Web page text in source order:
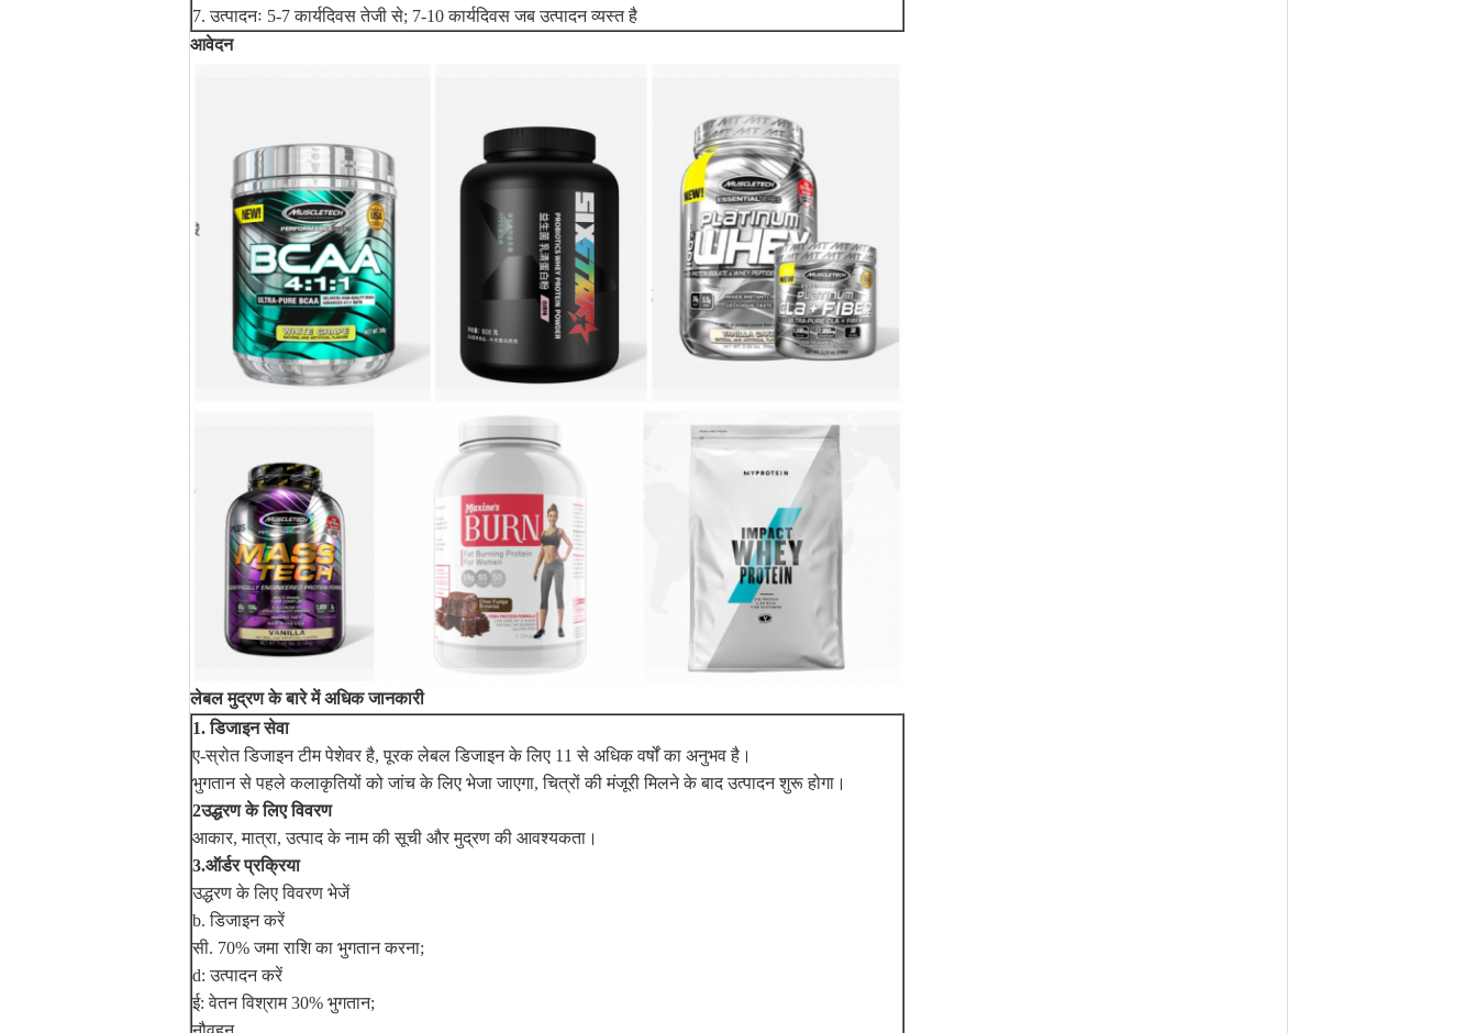
7. उत्पादनः 5-7 कार्यदिवस तेजी से; 7-10 कार्यदिवस जब उत्पादन व्यस्त है
आवेदन
लेबल मुद्रण के बारे में अधिक जानकारी
1. डिजाइन सेवा
ए-स्रोत डिजाइन टीम पेशेवर है, पूरक लेबल डिजाइन के लिए 11 से अधिक वर्षों का अनुभव है।
भुगतान से पहले कलाकृतियों को जांच के लिए भेजा जाएगा, चित्रों की मंजूरी मिलने के बाद उत्पादन शुरू होगा।
2उद्धरण के लिए विवरण
आकार, मात्रा, उत्पाद के नाम की सूची और मुद्रण की आवश्यकता।
3.ऑर्डर प्रक्रिया
उद्धरण के लिए विवरण भेजें
b. डिजाइन करें
सी. 70% जमा राशि का भुगतान करना;
d: उत्पादन करें
ई: वेतन विश्राम 30% भुगतान;